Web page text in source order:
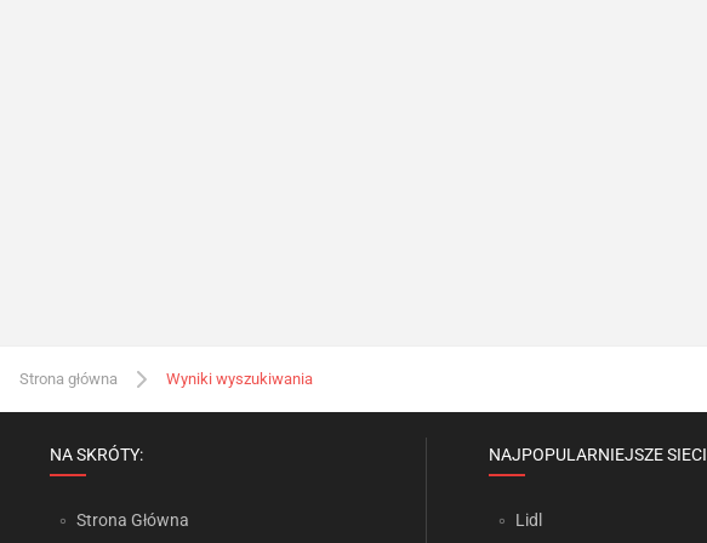
Strona główna Wyniki wyszukiwania
NA SKRÓTY:
Strona Główna
NAJPOPULARNIEJSZE SIECI
Lidl